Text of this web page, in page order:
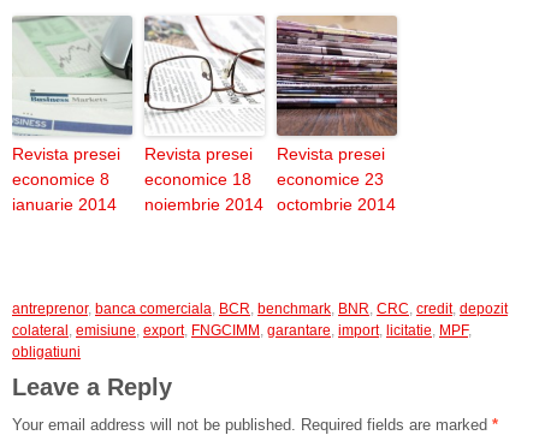
Revista presei
economice 8
ianuarie 2014
Revista presei
economice 18
noiembrie 2014
Revista presei
economice 23
octombrie 2014
antreprenor, banca comerciala, BCR, benchmark, BNR, CRC, credit, depozit
colateral , emisiune, export, FNGCIMM , garantare, import, licitatie, MPF,
obligatiuni
Leave a Reply
Your email address will not be published. Required fields are marked *